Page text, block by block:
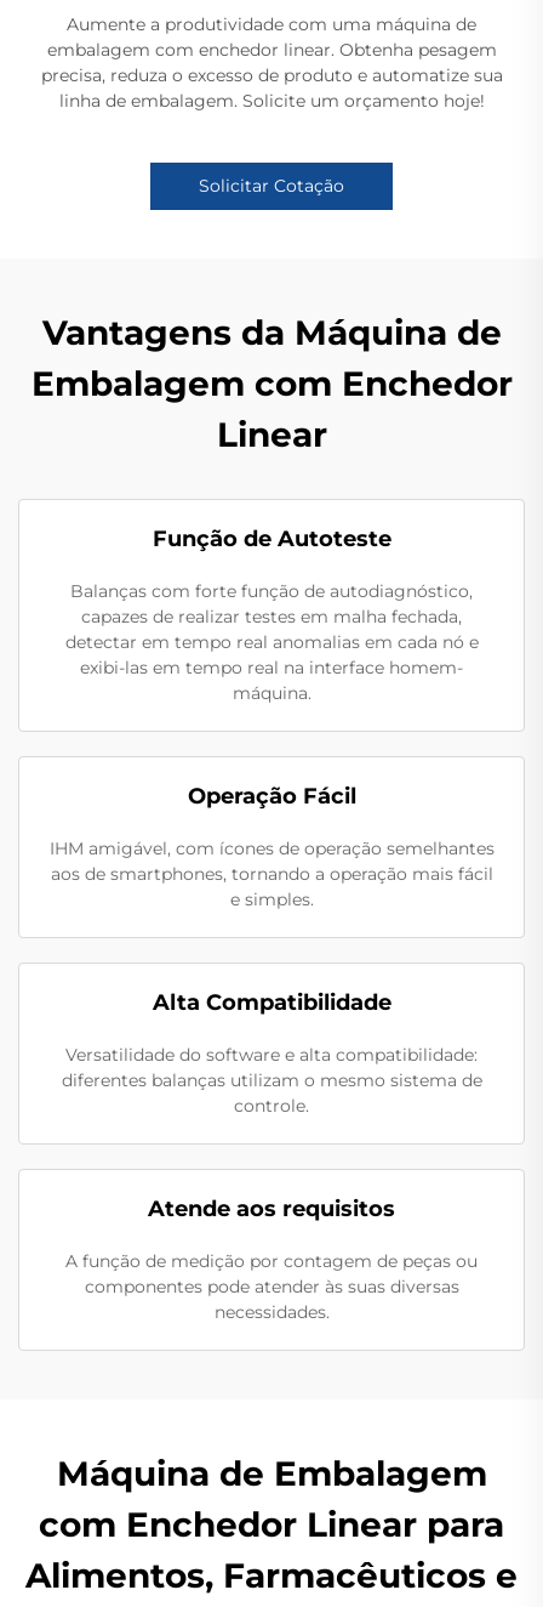
Aumente a produtividade com uma máquina de
embalagem com enchedor linear. Obtenha pesagem
precisa, reduza o excesso de produto e automatize sua
linha de embalagem. Solicite um orçamento hoje!
Solicitar Cotação
Vantagens da Máquina de
Embalagem com Enchedor
Linear
Função de Autoteste
Balanças com forte função de autodiagnóstico,
capazes de realizar testes em malha fechada,
detectar em tempo real anomalias em cada nó e
exibi-las em tempo real na interface homem-
máquina.
Operação Fácil
IHM amigável, com ícones de operação semelhantes
aos de smartphones, tornando a operação mais fácil
e simples.
Alta Compatibilidade
Versatilidade do software e alta compatibilidade:
diferentes balanças utilizam o mesmo sistema de
controle.
Atende aos requisitos
A função de medição por contagem de peças ou
componentes pode atender às suas diversas
necessidades.
Máquina de Embalagem
com Enchedor Linear para
Alimentos, Farmacêuticos e